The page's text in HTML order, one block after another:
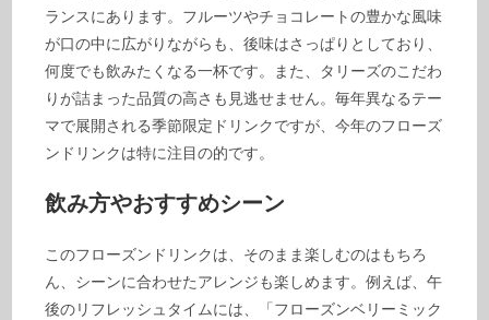
ランスにあります。フルーツやチョコレートの豊かな風味
が口の中に広がりながらも、後味はさっぱりとしており、
何度でも飲みたくなる一杯です。また、タリーズのこだわ
りが詰まった品質の高さも見逃せません。毎年異なるテー
マで展開される季節限定ドリンクですが、今年のフローズ
ンドリンクは特に注目の的です。
飲み方やおすすめシーン
このフローズンドリンクは、そのまま楽しむのはもちろ
ん、シーンに合わせたアレンジも楽しめます。例えば、午
後のリフレッシュタイムには、「フローズンベリーミック